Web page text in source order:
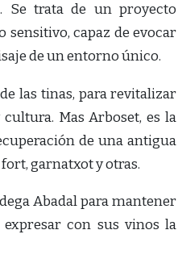
Se trata de un proyecto
capaz de evocar
de un entorno único.
las tinas, para revitalizar
Mas Arboset, es la
de una antigua
garnatxot y otras.
Abadal para mantener
con sus vinos la